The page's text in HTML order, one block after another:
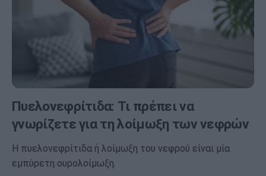
Πυελονεφρίτιδα: Τι πρέπει να
γνωρίζετε για τη λοίμωξη των νεφρών
Η πυελονεφρίτιδα ή λοίμωξη του νεφρού είναι μία
εμπύρετη ουρολοίμωξη.